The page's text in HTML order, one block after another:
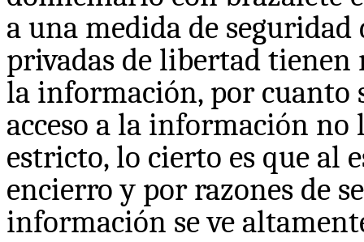
a una medida de
privadas de libertad tienen
la información, por cuanto
acceso a la información
estricto, lo cierto es que al
encierro y por razones de
información se ve